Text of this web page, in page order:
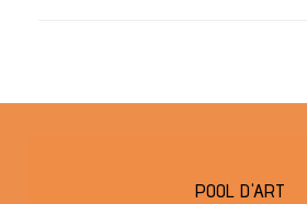
POOL D'ART